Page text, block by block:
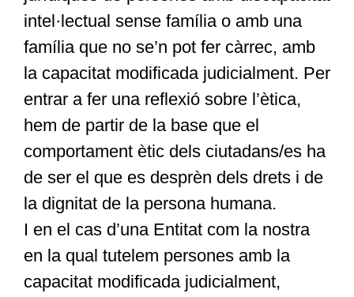
intel·lectual sense família o amb una
família que no se’n pot fer càrrec, amb
la capacitat modificada judicialment. Per
entrar a fer una reflexió sobre l’ètica,
hem de partir de la base que el
comportament ètic dels ciutadans/es ha
de ser el que es desprèn dels drets i de
la dignitat de la persona humana.
I en el cas d’una Entitat com la nostra
en la qual tutelem persones amb la
capacitat modificada judicialment,